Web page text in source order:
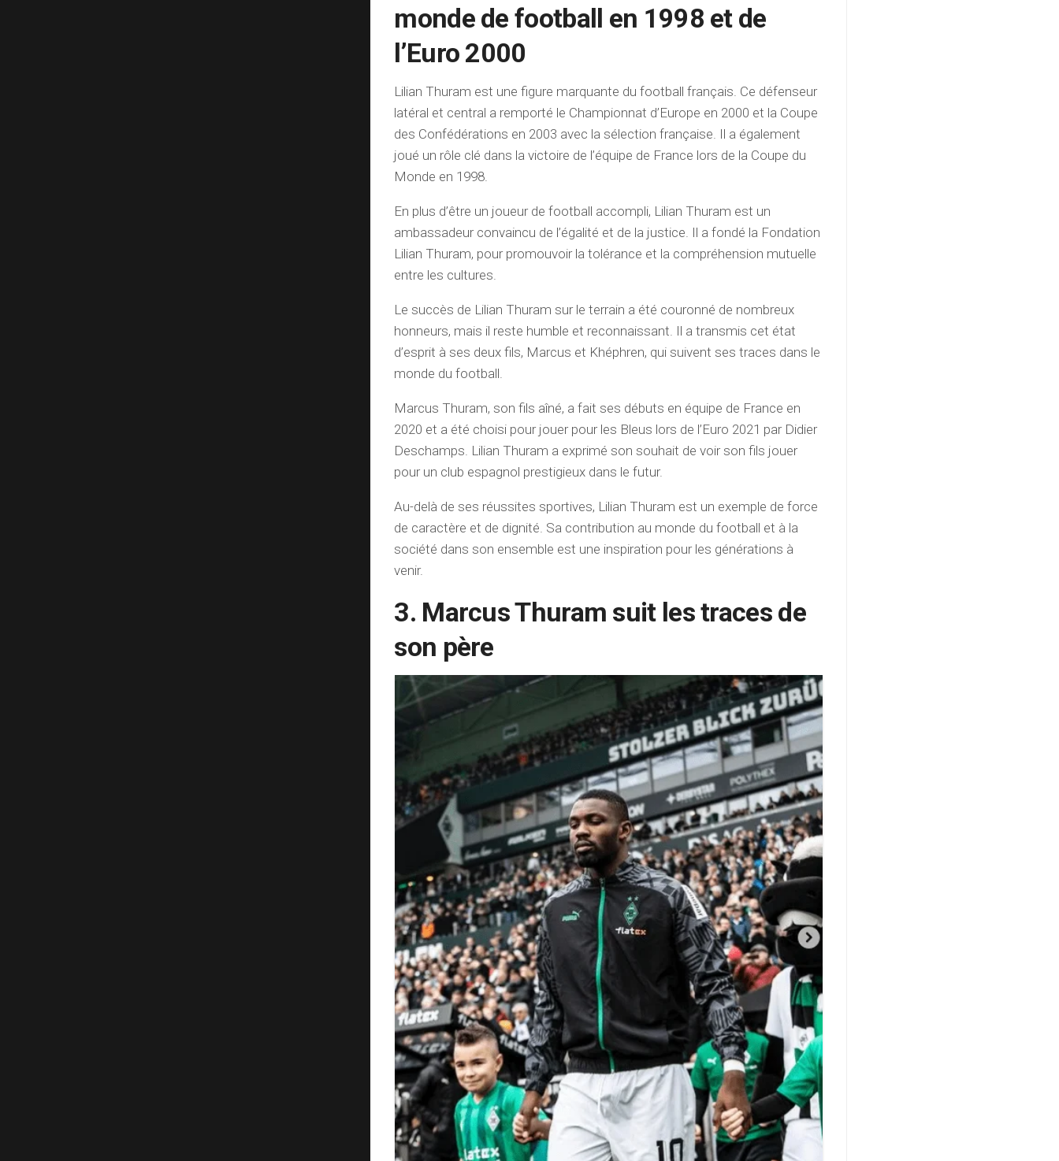
monde de football en 1998 et de
l’Euro 2000
Lilian Thuram est une figure marquante du football français. Ce défenseur
latéral et central a remporté le Championnat d’Europe en 2000 et la Coupe
des Confédérations en 2003 avec la sélection française. Il a également
joué un rôle clé dans la victoire de l’équipe de France lors de la Coupe du
Monde en 1998.
En plus d’être un joueur de football accompli, Lilian Thuram est un
ambassadeur convaincu de l’égalité et de la justice. Il a fondé la Fondation
Lilian Thuram, pour promouvoir la tolérance et la compréhension mutuelle
entre les cultures.
Le succès de Lilian Thuram sur le terrain a été couronné de nombreux
honneurs, mais il reste humble et reconnaissant. Il a transmis cet état
d’esprit à ses deux fils, Marcus et Khéphren, qui suivent ses traces dans le
monde du football.
Marcus Thuram, son fils aîné, a fait ses débuts en équipe de France en
2020 et a été choisi pour jouer pour les Bleus lors de l’Euro 2021 par Didier
Deschamps. Lilian Thuram a exprimé son souhait de voir son fils jouer
pour un club espagnol prestigieux dans le futur.
Au-delà de ses réussites sportives, Lilian Thuram est un exemple de force
de caractère et de dignité. Sa contribution au monde du football et à la
société dans son ensemble est une inspiration pour les générations à
venir.
3. Marcus Thuram suit les traces de
son père